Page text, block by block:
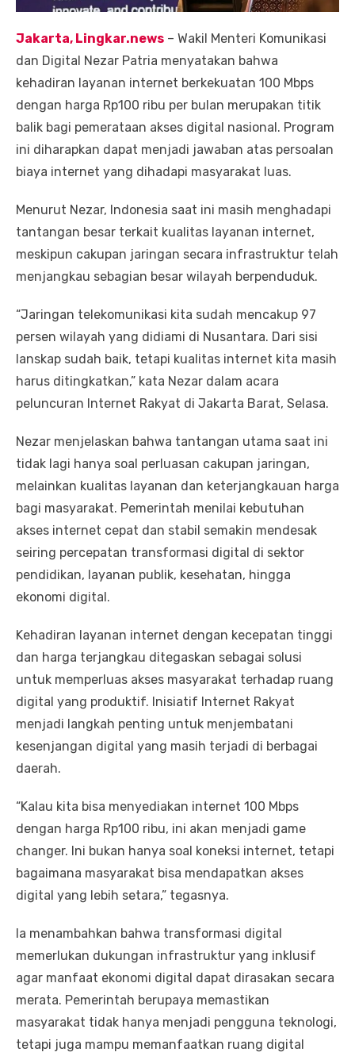
Jakarta, Lingkar.news – Wakil Menteri Komunikasi
dan Digital Nezar Patria menyatakan bahwa
kehadiran layanan internet berkekuatan 100 Mbps
dengan harga Rp100 ribu per bulan merupakan titik
balik bagi pemerataan akses digital nasional. Program
ini diharapkan dapat menjadi jawaban atas persoalan
biaya internet yang dihadapi masyarakat luas.
Menurut Nezar, Indonesia saat ini masih menghadapi
tantangan besar terkait kualitas layanan internet,
meskipun cakupan jaringan secara infrastruktur telah
menjangkau sebagian besar wilayah berpenduduk.
“Jaringan telekomunikasi kita sudah mencakup 97
persen wilayah yang didiami di Nusantara. Dari sisi
lanskap sudah baik, tetapi kualitas internet kita masih
harus ditingkatkan,” kata Nezar dalam acara
peluncuran Internet Rakyat di Jakarta Barat, Selasa.
Nezar menjelaskan bahwa tantangan utama saat ini
tidak lagi hanya soal perluasan cakupan jaringan,
melainkan kualitas layanan dan keterjangkauan harga
bagi masyarakat. Pemerintah menilai kebutuhan
akses internet cepat dan stabil semakin mendesak
seiring percepatan transformasi digital di sektor
pendidikan, layanan publik, kesehatan, hingga
ekonomi digital.
Kehadiran layanan internet dengan kecepatan tinggi
dan harga terjangkau ditegaskan sebagai solusi
untuk memperluas akses masyarakat terhadap ruang
digital yang produktif. Inisiatif Internet Rakyat
menjadi langkah penting untuk menjembatani
kesenjangan digital yang masih terjadi di berbagai
daerah.
“Kalau kita bisa menyediakan internet 100 Mbps
dengan harga Rp100 ribu, ini akan menjadi game
changer. Ini bukan hanya soal koneksi internet, tetapi
bagaimana masyarakat bisa mendapatkan akses
digital yang lebih setara,” tegasnya.
Ia menambahkan bahwa transformasi digital
memerlukan dukungan infrastruktur yang inklusif
agar manfaat ekonomi digital dapat dirasakan secara
merata. Pemerintah berupaya memastikan
masyarakat tidak hanya menjadi pengguna teknologi,
tetapi juga mampu memanfaatkan ruang digital